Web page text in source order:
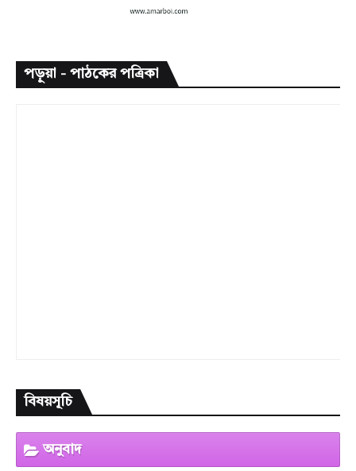
পড়ুয়া - পাঠকের পত্রিকা
বিষয়সূচি
অনুবাদ